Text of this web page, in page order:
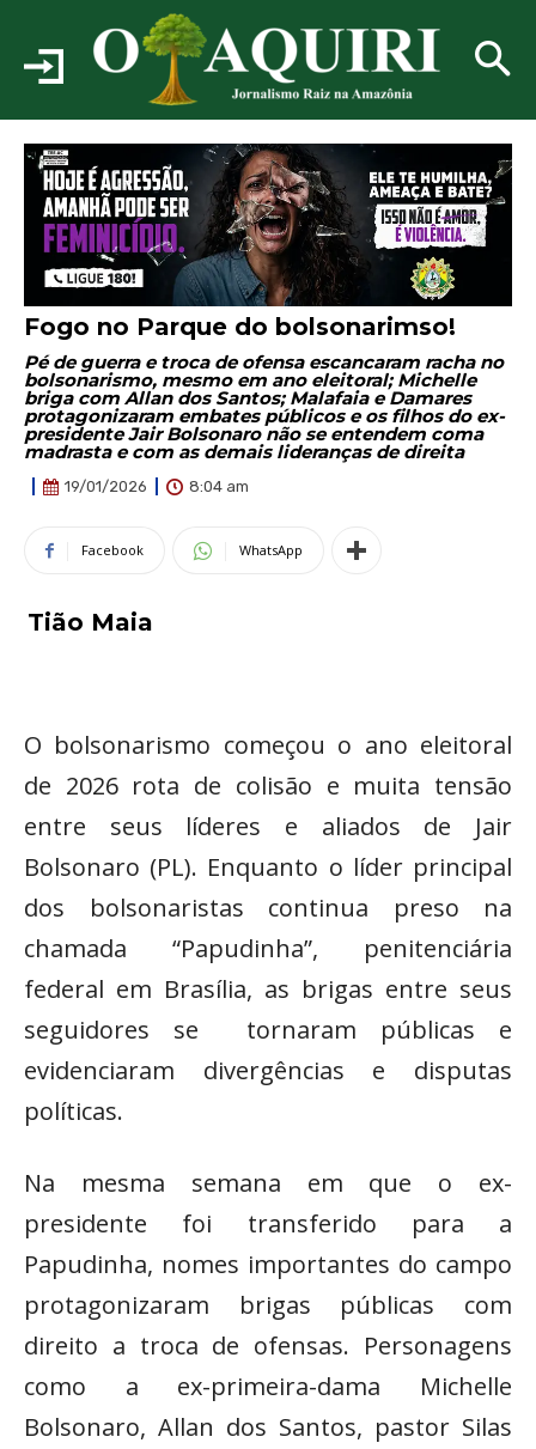
Fogo no Parque do bolsonarimso!
Pé de guerra e troca de ofensa escancaram racha no
bolsonarismo, mesmo em ano eleitoral; Michelle
briga com Allan dos Santos; Malafaia e Damares
protagonizaram embates públicos e os filhos do ex-
presidente Jair Bolsonaro não se entendem coma
madrasta e com as demais lideranças de direita
19/01/2026 8:04 am
Facebook WhatsApp
Tião Maia
O bolsonarismo começou o ano eleitoral
de 2026 rota de colisão e muita tensão
entre seus líderes e aliados de Jair
Bolsonaro (PL). Enquanto o líder principal
dos bolsonaristas continua preso na
chamada “Papudinha”, penitenciária
federal em Brasília, as brigas entre seus
seguidores se tornaram públicas e
evidenciaram divergências e disputas
políticas.
Na mesma semana em que o ex-
presidente foi transferido para a
Papudinha, nomes importantes do campo
protagonizaram brigas públicas com
direito a troca de ofensas. Personagens
como a ex-primeira-dama Michelle
Bolsonaro, Allan dos Santos, pastor Silas